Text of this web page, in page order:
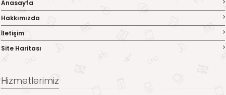
Anasayfa
Hakkımızda
İletişim
Site Haritası
Hizmetlerimiz